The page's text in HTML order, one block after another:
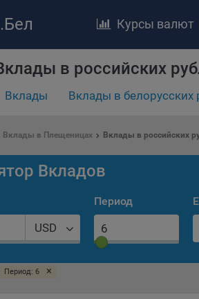
.Бел Курсы валют
в российских
Вклады Вклады в белорусских
Вклады в Плещеницах Вклады в российских
Вкладов
USD
Период
Период: 6 ×